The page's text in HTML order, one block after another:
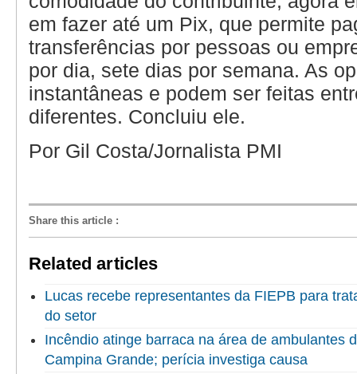
em fazer até um Pix, que permite
transferências por pessoas ou
por dia, sete dias por semana. As
instantâneas e podem ser feitas
diferentes. Concluiu ele.
Por Gil Costa/Jornalista PMI
Share this article :
Related articles
Lucas recebe representantes da FIEPB para
do setor
Incêndio atinge barraca na área de ambulantes
Campina Grande; perícia investiga causa